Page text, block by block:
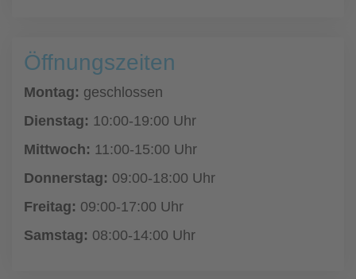
Öffnungszeiten
Montag: geschlossen
Dienstag: 10:00-19:00 Uhr
Mittwoch: 11:00-15:00 Uhr
Donnerstag: 09:00-18:00 Uhr
Freitag: 09:00-17:00 Uhr
Samstag: 08:00-14:00 Uhr